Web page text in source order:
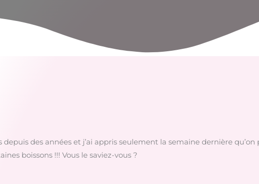
depuis des années et j’ai appris seulement la semaine dernière
boissons !!! Vous le saviez-vous ?